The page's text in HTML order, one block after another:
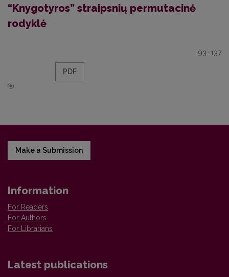
“Knygotyros” straipsnių permutacinė
rodyklė
93–137
PDF
Make a Submission
Information
For Readers
For Authors
For Librarians
Latest publications